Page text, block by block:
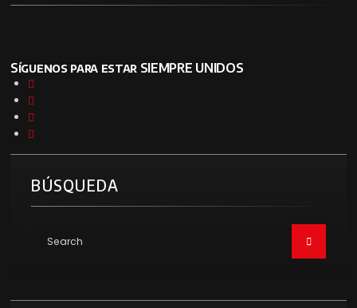
Síguenos para estar SIEMPRE UNIDOS
BÚSQUEDA